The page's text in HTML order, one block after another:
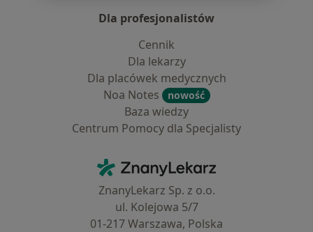
Dla profesjonalistów
Cennik
Dla lekarzy
Dla placówek medycznych
Noa Notes
nowość
Baza wiedzy
Centrum Pomocy dla Specjalisty
ZnanyLekarz - Strona główna
ZnanyLekarz Sp. z o.o.
ul. Kolejowa 5/7
01-217 Warszawa, Polska